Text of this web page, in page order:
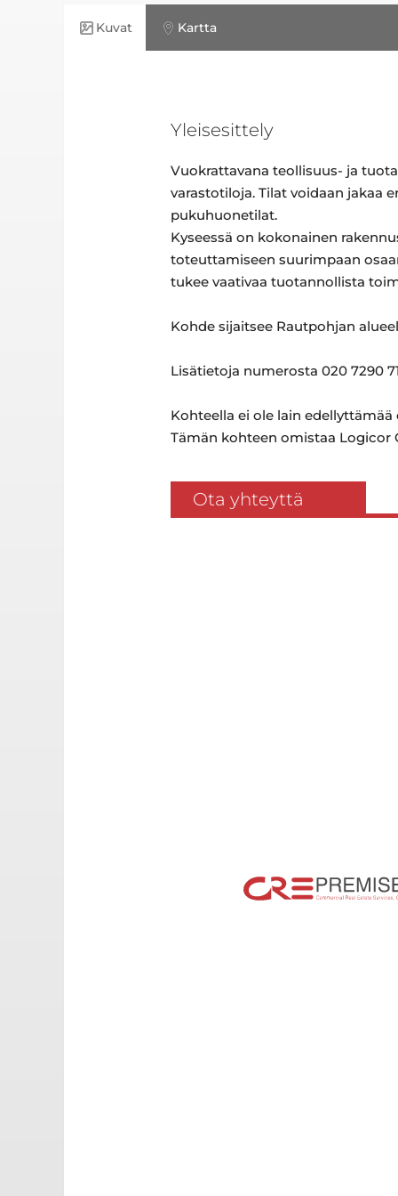
Kuvat Kartta
Yleisesittely
Vuokrattavana teollisuus- ja
varastotiloja. Tilat voidaan jakaa
pukuhuonetilat.
Kyseessä on kokonainen
toteuttamiseen suurimpaan
tukee vaativaa tuotannollista
Kohde sijaitsee Rautpohjan
Lisätietoja numerosta 020 7290
Kohteella ei ole lain
Tämän kohteen omistaa Logicor
Ota yhteyttä